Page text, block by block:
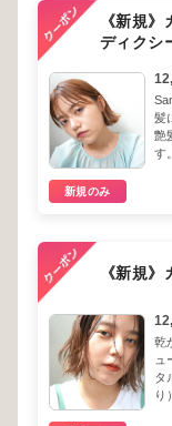
《新規
ディクシ
髪
艶
す。
新規のみ
《新規
乾
ュ
タ
り）